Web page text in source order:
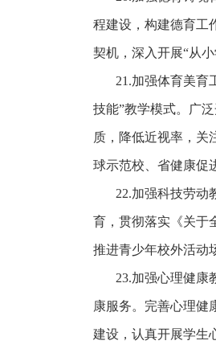
程建设，构建德育工
契机，深入开展“从
21.加强体育美育
技能”教学模式。广
质，降低近视率，关
球示范校、省健康促
22.加强科技劳动
育，贯彻落实《关于
推进青少年校外活动
23.加强心理健
康服务。完善心理健
建设，认真开展学生